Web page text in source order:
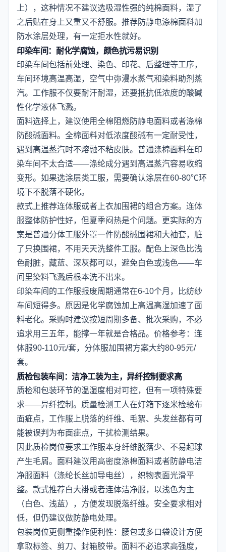
上），这种情况不建议选吸湿性强的纯棉面料，湿了
之后贴在身上又重又不舒服。推荐防静电涤棉面料加
防水涂层处理，有一定拒水性就好。
印染车间：耐化学腐蚀，颜色抗污易识别
印染车间包括前处理、染色、印花、后整理等工序，
车间环境高温高湿，空气中弥漫水蒸气和染料助剂蒸
汽。工作服不仅要耐汗耐湿，还要抵抗低浓度的酸碱
性化学液体飞溅。
面料选择上，建议使用全棉阻燃防静电面料或者涤棉
防酸碱面料。全棉面料对低浓度酸碱有一定耐受性，
遇到高温蒸汽时不熔融不粘皮肤。普通涤棉面料在印
染车间不太合适——涤纶成分遇到高温蒸汽容易收缩
变形。如果选涂层类工服，需要确认涂层在60-80℃环
境下不脱落不硬化。
款式上推荐连体服或者上衣加围裙的组合方案。连体
服整体防护性好，但夏季闷热是个问题。更实际的方
案是普通分体工服外罩一件防酸碱围裙和大袖套，脏
了只换围裙，不用天天洗整件工服。配色上深色比浅
色耐脏，藏蓝、深灰都可以，避免白色或浅色——车
间里染料飞溅后根本洗不出来。
印染车间的工作服报废周期通常在6-10个月，比纺纱
车间短得多。原因是化学腐蚀加上高温高湿加速了面
料老化。采购时建议按短周期多备、批次采购，不必
追求用三五年，能撑一年就是合格品。价格参考：连
体服90-110元/套，分体服加围裙方案大约80-95元/
套。
质检包装车间：洁净工装为主，异纤控制要求高
质检和包装环节的温湿度相对可控，但有一项特殊要
求——异纤控制。质量检测工人在灯箱下逐米检验布
面疵点，工作服上脱落的纤维、毛絮、头发丝都有可
能被误判为布面疵点，干扰检测结果。
因此质检岗位要求工作服本身纤维脱落少、不易起球
产生毛屑。面料建议用高密度涤棉面料或者防静电洁
净服面料（涤纶长丝加导电丝），织物表面光滑平
整。款式推荐白大褂或者连体洁净服，以浅色为主
（白色、浅蓝），方便发现脱落纤维。安全要求相对
低，但仍建议做防静电处理。
包装岗位更侧重操作便利性：腰包或多口袋设计方便
拿取标签、剪刀、封箱胶带。面料不必追求高强度，